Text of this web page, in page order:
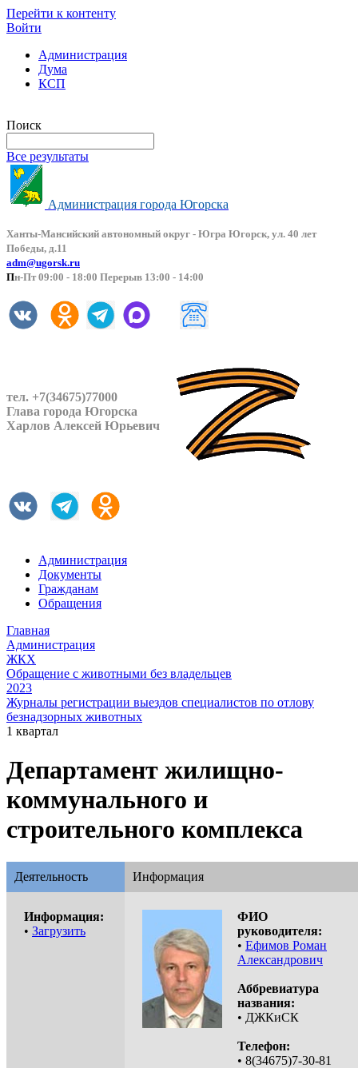
Перейти к контенту
Войти
Администрация
Дума
КСП
Поиск
Все результаты
Администрация города Югорска
Ханты-Мансийский автономный округ - Югра Югорск, ул. 40 лет
Победы, д.11
adm@ugorsk.ru
Пн-Пт 09:00 - 18:00 Перерыв 13:00 - 14:00
тел. +7(34675)77000
Глава города Югорска
Харлов Алексей Юрьевич
Администрация
Документы
Гражданам
Обращения
Главная
Администрация
ЖКХ
Обращение с животными без владельцев
2023
Журналы регистрации выездов специалистов по отлову
безнадзорных животных
1 квартал
Департамент жилищно-
коммунального и
строительного комплекса
Деятельность Информация
Информация:
• Загрузить
ФИО
руководителя:
• Ефимов Роман
Александрович
Аббревиатура
названия:
• ДЖКиСК
Телефон:
• 8(34675)7-30-81